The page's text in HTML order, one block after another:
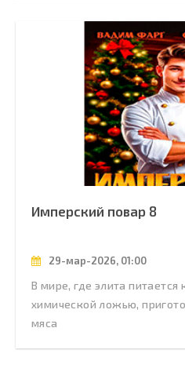
Имперский повар 8
29-мар-2026, 01:00
В мире, где элита
химической ложью,
мяса